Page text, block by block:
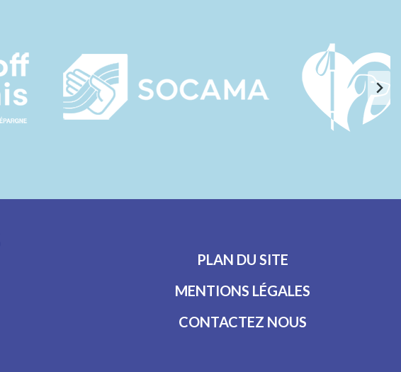
PLAN DU SITE
MENTIONS LÉGALES
CONTACTEZ NOUS